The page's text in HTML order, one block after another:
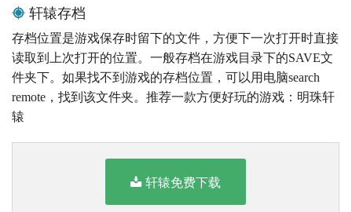
轩辕存档
存档位置是游戏保存时留下的文件，方便下一次打开时直接
读取到上次打开的位置。一般存档在游戏目录下的SAVE文
件夹下。如果找不到游戏的存档位置，可以用电脑search
remote，找到该文件夹。推荐一款方便好玩的游戏：明珠轩
辕
轩辕免费下载